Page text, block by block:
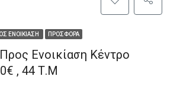
ΕΝΟΙΚΊΑΣΗ ΠΡΟΣΦΟΡΆ
Ενοικίαση Κέντρο
, 44 Τ.Μ